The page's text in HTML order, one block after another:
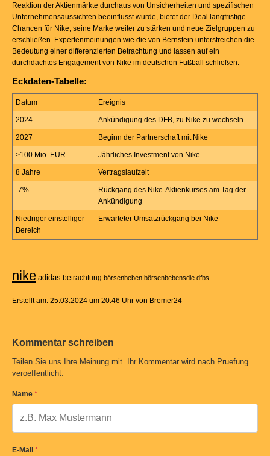
Reaktion der Aktienmärkte durchaus von Unsicherheiten und spezifischen
Unternehmensaussichten beeinflusst wurde, bietet der Deal langfristige
Chancen für Nike, seine Marke weiter zu stärken und neue Zielgruppen zu
erschließen. Expertenmeinungen wie die von Bernstein unterstreichen die
Bedeutung einer differenzierten Betrachtung und lassen auf ein
durchdachtes Engagement von Nike im deutschen Fußball schließen.
Eckdaten-Tabelle:
Datum Ereignis
2024 Ankündigung des DFB, zu Nike zu wechseln
2027 Beginn der Partnerschaft mit Nike
>100 Mio. EUR Jährliches Investment von Nike
8 Jahre Vertragslaufzeit
-7%
Rückgang des Nike-Aktienkurses am Tag der
Ankündigung
Niedriger einstelliger
Bereich
Erwarteter Umsatzrückgang bei Nike
nike adidas betrachtung börsenbeben börsenbebensdie dfbs
Erstellt am: 25.03.2024 um 20:46 Uhr von Bremer24
Kommentar schreiben
Teilen Sie uns Ihre Meinung mit. Ihr Kommentar wird nach Pruefung
veroeffentlicht.
Name *
E-Mail *